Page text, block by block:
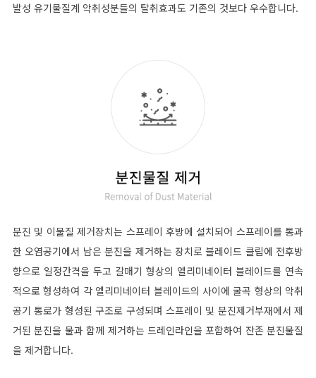
발성 유기물질계 악취성분들의 탈취효과도 기존의 것보다 우수합니다.
분진 및 이물질 제거장치는 스프레이 후방에 설치되어 스프레이를 통과
한 오염공기에서 남은 분진을 제거하는 장치로 블레이드 클립에 전후방
향으로 일정간격을 두고 갈매기 형상의 엘리미네이터 블레이드를 연속
적으로 형성하여 각 엘리미네이터 블레이드의 사이에 굴곡 형상의 악취
공기 통로가 형성된 구조로 구성되며 스프레이 및 분진제거부재에서 제
거된 분진을 물과 함께 제거하는 드레인라인을 포함하여 잔존 분진물질
을 제거합니다.